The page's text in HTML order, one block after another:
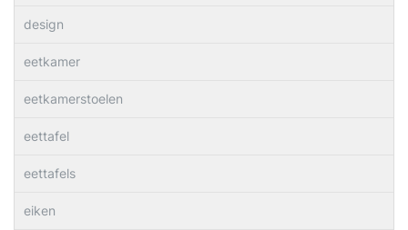
design
eetkamer
eetkamerstoelen
eettafel
eettafels
eiken